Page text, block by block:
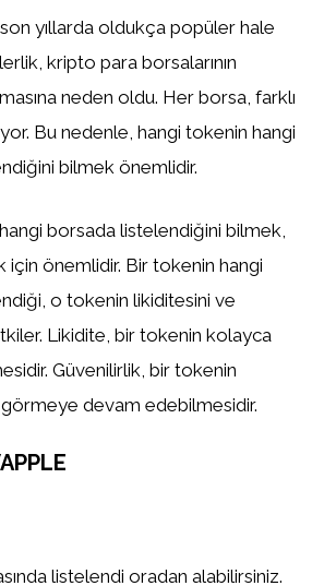
yıllarda oldukça popüler hale
kripto para borsalarının
neden oldu. Her borsa, farklı
Bu nedenle, hangi tokenin hangi
bilmek önemlidir.
borsada listelendiğini bilmek,
için önemlidir. Bir tokenin hangi
o tokenin likiditesini ve
Likidite, bir tokenin kolayca
Güvenilirlik, bir tokenin
devam edebilmesidir.
listelendi oradan alabilirsiniz.